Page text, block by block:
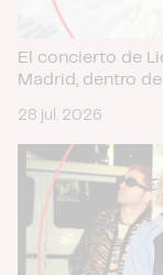
que les haya
partir del uso
El concierto de
Madrid, dentro
28 jul. 2026